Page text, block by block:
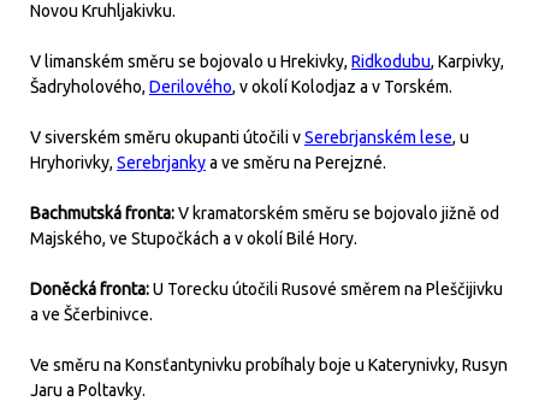
Novou Kruhljakivku.
V limanském směru se bojovalo u Hrekivky, Ridkodubu, Karpivky,
Šadryholového, Derilového, v okolí Kolodjaz a v Torském.
V siverském směru okupanti útočili vSerebrjanském lese, u
Hryhorivky, Serebrjankya ve směru na Perejzné.
Bachmutská fronta:V kramatorském směru se bojovalo jižně od
Majského, ve Stupočkách a v okolí Bilé Hory.
Doněcká fronta:U Torecku útočili Rusové směrem na Pleščijivku
a ve Ščerbinivce.
Ve směru na Konsťantynivku probíhaly boje u Katerynivky, Rusyn
Jaru a Poltavky.